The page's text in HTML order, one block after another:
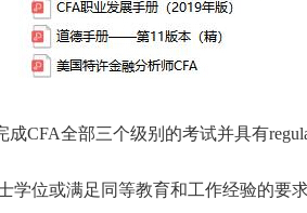
成CFA全部三个级别的考试并具有
学位或满足同等教育和工作经验的要